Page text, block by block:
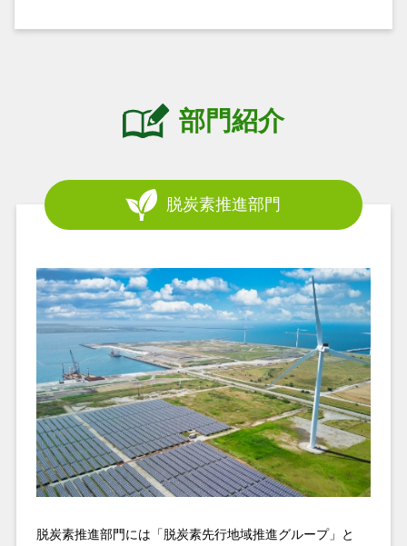
レジリエント社会研究部門
回橋梁メンテナンス技術研修会を開催しました
2025.12.15 レジリエント社会研究部門
営訓練と「地域の災害と防災を考える」の講演会を開
催致しました
2025.12.15 レジリエント社会研究部門
【特別講演】実用型マルチパラメータ・フェーズドア
レイ気象レーダの講演と見学会を開催しました
2025.12.08 レジリエント社会研究部門
【テレビ放映】12月13日(土) NHK『ヴィランの言い
分』に大学院理工学研究科教授・レジリエント社会研
部門紹介
脱炭素推進部門
脱炭素推進部門には「脱炭素先行地域推進グループ」と